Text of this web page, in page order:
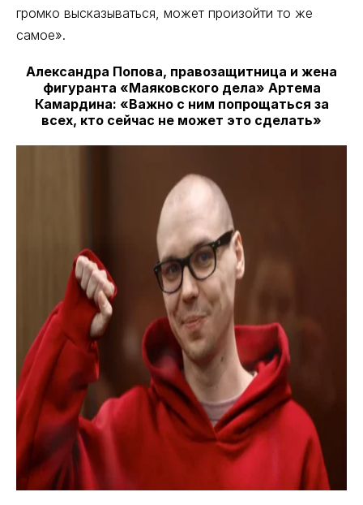
громко высказываться, может произойти то же
самое».
Александра Попова, правозащитница и жена
фигуранта «Маяковского дела» Артема
Камардина: «Важно с ним попрощаться за
всех, кто сейчас не может это сделать»